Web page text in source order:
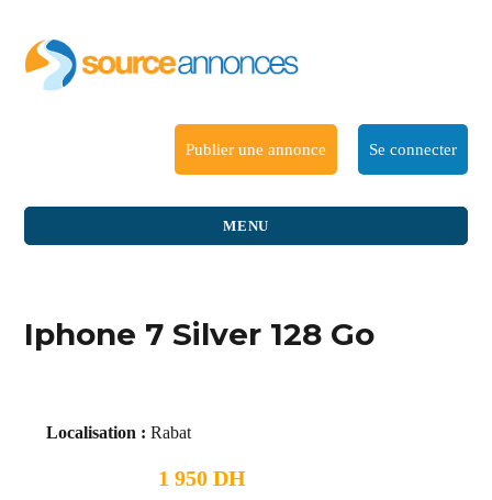
Publier une annonce Se connecter
MENU
Iphone 7 Silver 128 Go
Localisation : Rabat
1 950 DH